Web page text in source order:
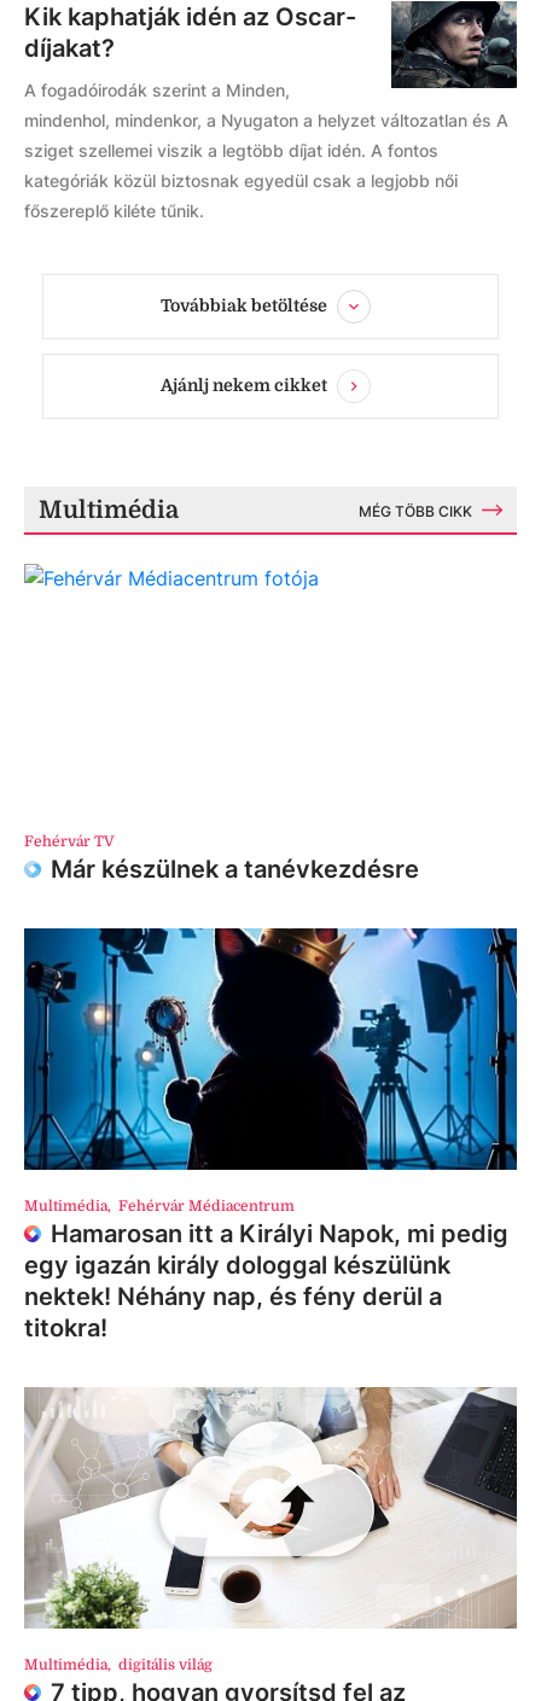
Kik kaphatják idén az Oscar-
díjakat?
A fogadóirodák szerint a Minden,
mindenhol, mindenkor, a Nyugaton a helyzet változatlan és A
sziget szellemei viszik a legtöbb díjat idén. A fontos
kategóriák közül biztosnak egyedül csak a legjobb női
főszereplő kiléte tűnik.
Továbbiak betöltése
Ajánlj nekem cikket
Multimédia MÉG TÖBB CIKK
Fehérvár TV
Már készülnek a tanévkezdésre
Multimédia, Fehérvár Médiacentrum
Hamarosan itt a Királyi Napok, mi pedig
egy igazán király dologgal készülünk
nektek! Néhány nap, és fény derül a
titokra!
Multimédia, digitális világ
7 tipp, hogyan gyorsítsd fel az